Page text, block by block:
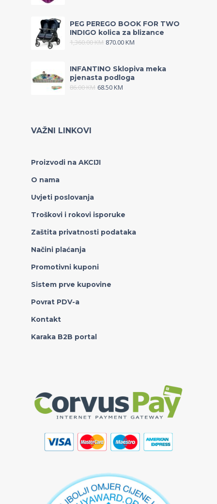
PEG PEREGO BOOK FOR TWO
INDIGO kolica za blizance
1,360.00KM 870.00KM
INFANTINO Sklopiva meka
pjenasta podloga
86.00KM 68.50KM
VAŽNI LINKOVI
Proizvodi na AKCIJI
O nama
Uvjeti poslovanja
Troškovi i rokovi isporuke
Zaštita privatnosti podataka
Načini plaćanja
Promotivni kuponi
Sistem prve kupovine
Povrat PDV-a
Kontakt
Karaka B2B portal